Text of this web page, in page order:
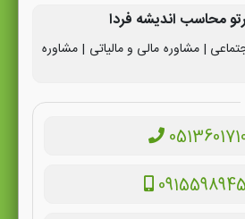
محاسب اندیشه فردا
| مشاوره مالی و مالیاتی | مشاوره